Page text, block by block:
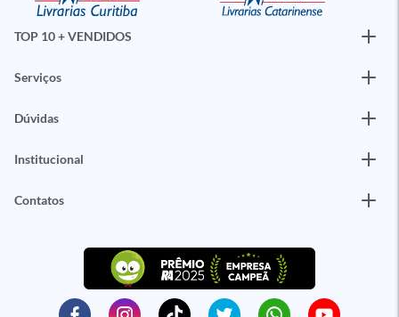
TOP 10 + VENDIDOS
Serviços
Dúvidas
Institucional
Contatos